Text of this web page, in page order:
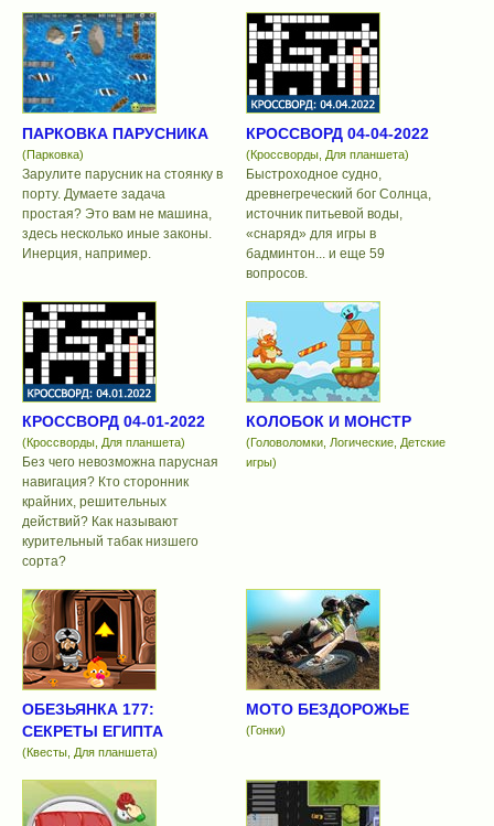
ПАРКОВКА ПАРУСНИКА
(Парковка)
Зарулите парусник на стоянку в
порту. Думаете задача
простая? Это вам не машина,
здесь несколько иные законы.
Инерция, например.
КРОССВОРД 04-04-2022
(Кроссворды, Для планшета)
Быстроходное судно,
древнегреческий бог Солнца,
источник питьевой воды,
«снаряд» для игры в
бадминтон... и еще 59
вопросов.
КРОССВОРД 04-01-2022
(Кроссворды, Для планшета)
Без чего невозможна парусная
навигация? Кто сторонник
крайних, решительных
действий? Как называют
курительный табак низшего
сорта?
КОЛОБОК И МОНСТР
(Головоломки, Логические, Детские
игры)
ОБЕЗЬЯНКА 177:
СЕКРЕТЫ ЕГИПТА
(Квесты, Для планшета)
МОТО БЕЗДОРОЖЬЕ
(Гонки)